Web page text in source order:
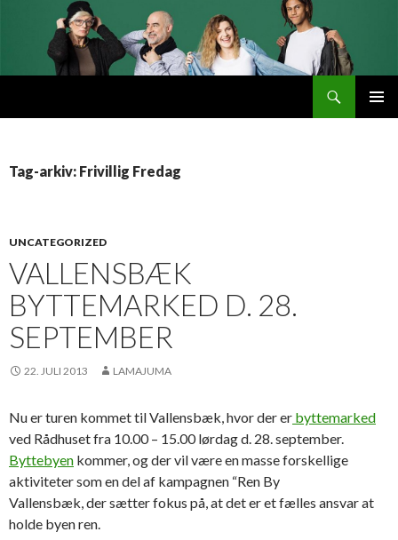
Tag-arkiv: Frivillig Fredag
UNCATEGORIZED
VALLENSBÆK
BYTTEMARKED D. 28.
SEPTEMBER
22. JULI 2013 LAMAJUMA
Nu er turen kommet til Vallensbæk, hvor der er byttemarked
ved Rådhuset fra 10.00 – 15.00 lørdag d. 28. september.
Byttebyen kommer, og der vil være en masse forskellige
aktiviteter som en del af kampagnen “Ren By
Vallensbæk, der sætter fokus på, at det er et fælles ansvar at
holde byen ren.